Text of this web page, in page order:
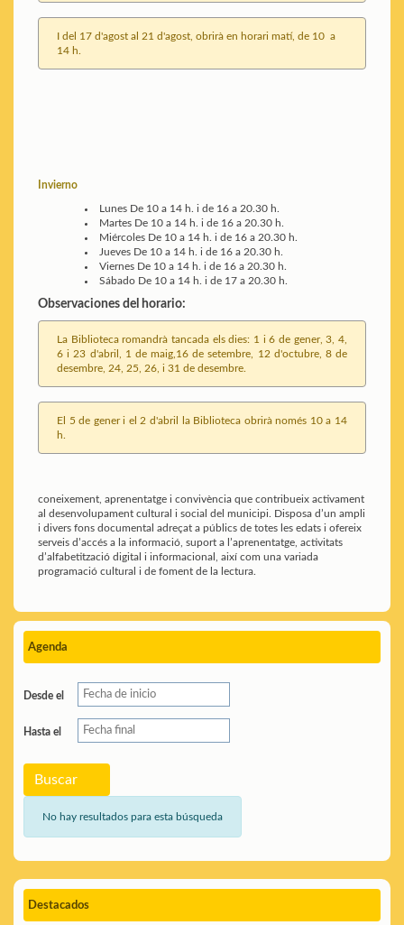
I del 17 d'agost al 21 d'agost, obrirà en horari matí, de 10 a
14 h.
Invierno
Lunes De 10 a 14 h. i de 16 a 20.30 h.
Martes De 10 a 14 h. i de 16 a 20.30 h.
Miércoles De 10 a 14 h. i de 16 a 20.30 h.
Jueves De 10 a 14 h. i de 16 a 20.30 h.
Viernes De 10 a 14 h. i de 16 a 20.30 h.
Sábado De 10 a 14 h. i de 17 a 20.30 h.
Observaciones del horario:
La Biblioteca romandrà tancada els dies: 1 i 6 de gener, 3, 4,
6 i 23 d'abril, 1 de maig,16 de setembre, 12 d'octubre, 8 de
desembre, 24, 25, 26, i 31 de desembre.
El 5 de gener i el 2 d'abril la Biblioteca obrirà només 10 a 14
h.
coneixement, aprenentatge i convivència que contribueix activament
al desenvolupament cultural i social del municipi. Disposa d’un ampli
i divers fons documental adreçat a públics de totes les edats i ofereix
serveis d’accés a la informació, suport a l’aprenentatge, activitats
d’alfabetització digital i informacional, així com una variada
programació cultural i de foment de la lectura.
Agenda
Desde el
Hasta el
Buscar
No hay resultados para esta búsqueda
Destacados